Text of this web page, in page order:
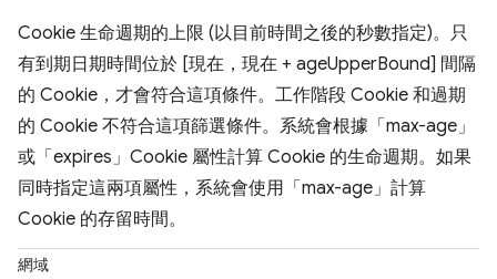
Cookie 生命週期的上限 (以目前時間之後的秒數指定)。只
有到期日期時間位於 [現在，現在 + ageUpperBound] 間隔
的 Cookie，才會符合這項條件。工作階段 Cookie 和過期
的 Cookie 不符合這項篩選條件。系統會根據「max-age」
或「expires」Cookie 屬性計算 Cookie 的生命週期。如果
同時指定這兩項屬性，系統會使用「max-age」計算
Cookie 的存留時間。
網域